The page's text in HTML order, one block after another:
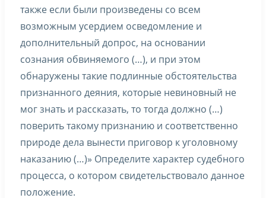
также если были произведены со всем
возможным усердием осведомление и
дополнительный допрос, на основании
сознания обвиняемого (…), и при этом
обнаружены такие подлинные обстоятельства
признанного деяния, которые невиновный не
мог знать и рассказать, то тогда должно (…)
поверить такому признанию и соответственно
природе дела вынести приговор к уголовному
наказанию (…)» Определите характер судебного
процесса, о котором свидетельствовало данное
положение.